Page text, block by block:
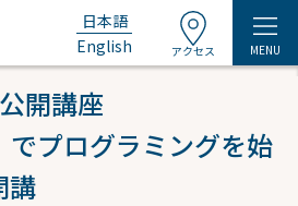
日本語
English
アクセス MENU
開講座
でプログラミングを始
講